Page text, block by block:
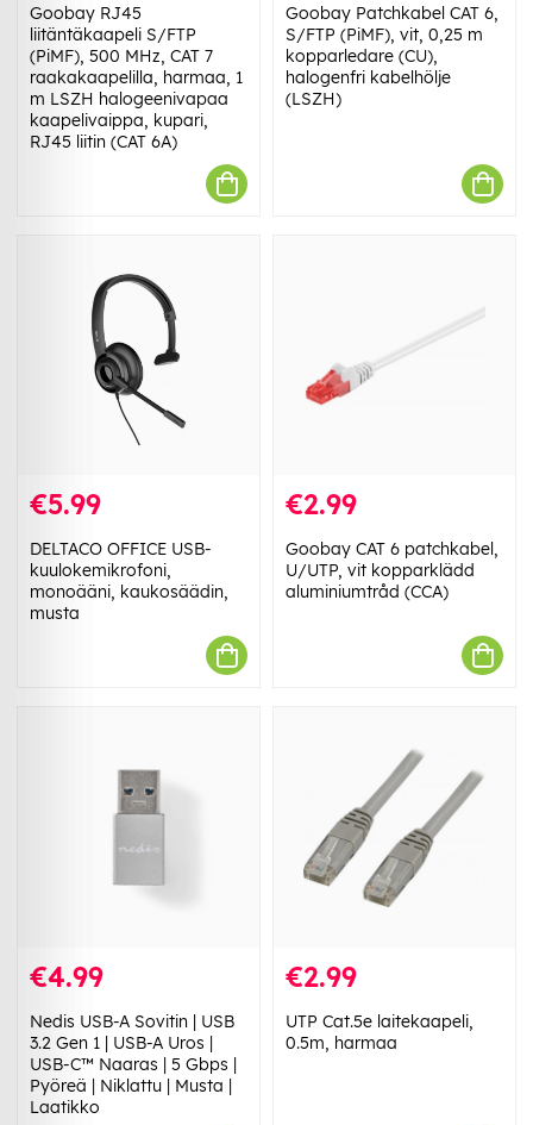
Goobay RJ45
liitäntäkaapeli S/FTP
(PiMF), 500 MHz, CAT 7
raakakaapelilla, harmaa, 1
m LSZH halogeenivapaa
kaapelivaippa, kupari,
RJ45 liitin (CAT 6A)
Goobay Patchkabel CAT 6,
S/FTP (PiMF), vit, 0,25 m
kopparledare (CU),
halogenfri kabelhölje
(LSZH)
€5.99
DELTACO OFFICE USB-
kuulokemikrofoni,
monoääni, kaukosäädin,
musta
€2.99
Goobay CAT 6 patchkabel,
U/UTP, vit kopparklädd
aluminiumtråd (CCA)
€4.99
Nedis USB-A Sovitin | USB
3.2 Gen 1 | USB-A Uros |
USB-C™ Naaras | 5 Gbps |
Pyöreä | Niklattu | Musta |
Laatikko
€2.99
UTP Cat.5e laitekaapeli,
0.5m, harmaa